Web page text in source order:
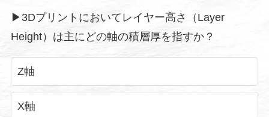
▶︎3Dプリントにおいてレイヤー高さ（Layer
Height）は主にどの軸の積層厚を指すか？
Z軸
X軸